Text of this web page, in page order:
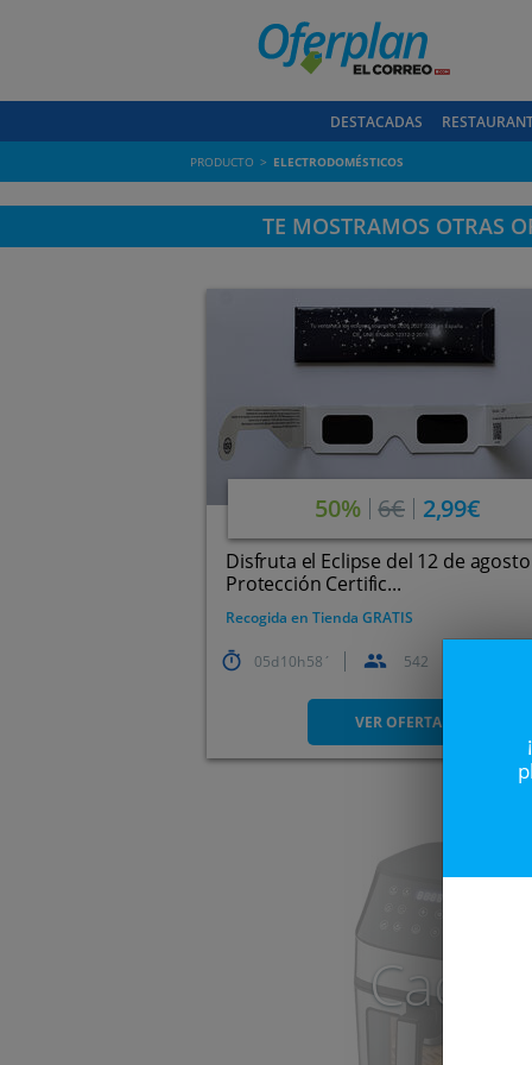
DESTACADAS
PRODUCTO ELECTRODOMÉSTICOS
TE MOSTRAMOS OTRAS
50% 6€ 2,99€
Disfruta el Eclipse del 12 de
Protección Certific...
Recogida en Tienda GRATIS
05 10 58 542
VER OFERTA